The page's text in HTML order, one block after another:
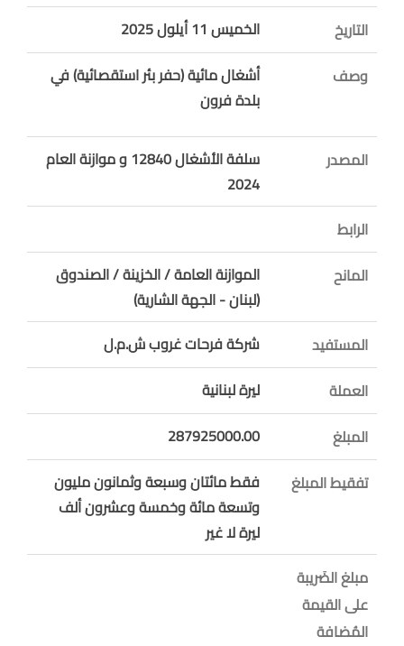
التاريخ
الخميس 11 أيلول 2025
وصف
أشغال مائية (حفر بئر استقصائية) في
بلدة فرون
المصدر
سلفة الأشغال 12840 و موازنة العام
2024
الرابط
المانح
الموازنة العامة / الخزينة / الصندوق
(لبنان - الجهة الشارية)
المستفيد
شركة فرحات غروب ش.م.ل
العملة
ليرة لبنانية
المبلغ
287925000.00
تفقيط المبلغ
فقط مائتان وسبعة وثمانون مليون
وتسعة مائة وخمسة وعشرون ألف
ليرة لا غير
مبلغ الضَريبة
على القيمة
المُضافة